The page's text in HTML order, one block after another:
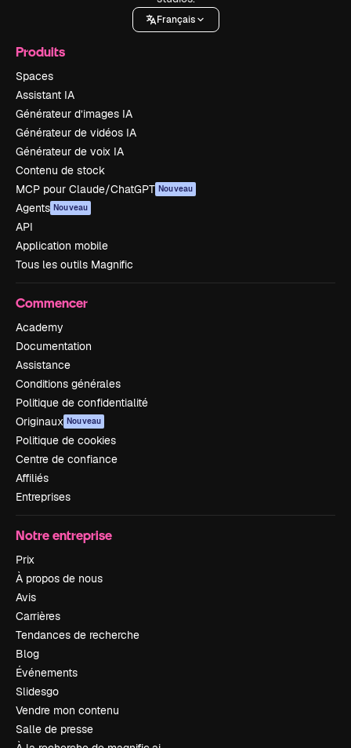
Français
Produits
Spaces
Assistant IA
Générateur d’images IA
Générateur de vidéos IA
Générateur de voix IA
Contenu de stock
MCP pour Claude/ChatGPT Nouveau
Agents Nouveau
API
Application mobile
Tous les outils Magnific
Commencer
Academy
Documentation
Assistance
Conditions générales
Politique de confidentialité
Originaux Nouveau
Politique de cookies
Centre de confiance
Affiliés
Entreprises
Notre entreprise
Prix
À propos de nous
Avis
Carrières
Tendances de recherche
Blog
Événements
Slidesgo
Vendre mon contenu
Salle de presse